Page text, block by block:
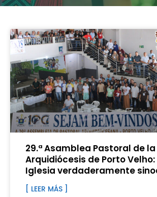
29.ª Asamblea Pastoral de la
Arquidiócesis de Porto
Iglesia verdaderamente
[ LEER MÁS ]